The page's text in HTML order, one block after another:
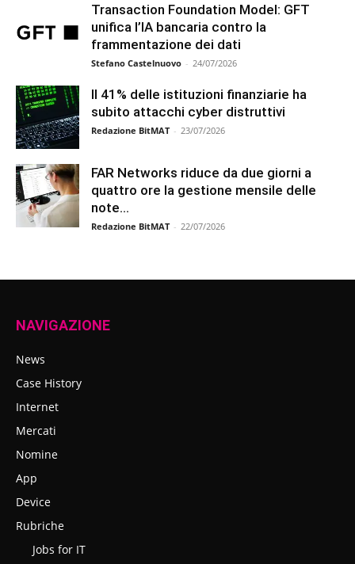
Transaction Foundation Model: GFT
unifica l’IA bancaria contro la
frammentazione dei dati
Stefano Castelnuovo - 24/07/2026
Il 41% delle istituzioni finanziarie ha
subito attacchi cyber distruttivi
Redazione BitMAT - 23/07/2026
FAR Networks riduce da due giorni a
quattro ore la gestione mensile delle
note...
Redazione BitMAT - 22/07/2026
NAVIGAZIONE
News
Case History
Internet
Mercati
Nomine
App
Device
Rubriche
Jobs for IT